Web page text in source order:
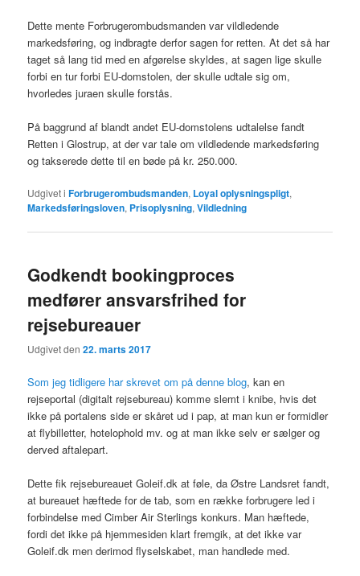
Dette mente Forbrugerombudsmanden var vildledende
markedsføring, og indbragte derfor sagen for retten. At det så har
taget så lang tid med en afgørelse skyldes, at sagen lige skulle
forbi en tur forbi EU-domstolen, der skulle udtale sig om,
hvorledes juraen skulle forstås.
På baggrund af blandt andet EU-domstolens udtalelse fandt
Retten i Glostrup, at der var tale om vildledende markedsføring
og takserede dette til en bøde på kr. 250.000.
Udgivet i Forbrugerombudsmanden, Loyal oplysningspligt,
Markedsføringsloven, Prisoplysning,Vildledning
Godkendt bookingproces
medfører ansvarsfrihed for
rejsebureauer
Udgivet den22. marts 2017
Som jeg tidligere har skrevet om på denne blog, kan en
rejseportal (digitalt rejsebureau) komme slemt i knibe, hvis det
ikke på portalens side er skåret ud i pap, at man kun er formidler
at flybilletter, hotelophold mv. og at man ikke selv er sælger og
derved aftalepart.
Dette fik rejsebureauet Goleif.dk at føle, da Østre Landsret fandt,
at bureauet hæftede for de tab, som en række forbrugere led i
forbindelse med Cimber Air Sterlings konkurs. Man hæftede,
fordi det ikke på hjemmesiden klart fremgik, at det ikke var
Goleif.dk men derimod flyselskabet, man handlede med.